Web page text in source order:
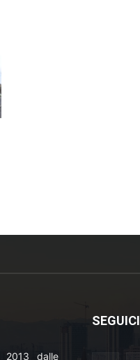
2013 dalle
SEGUICI